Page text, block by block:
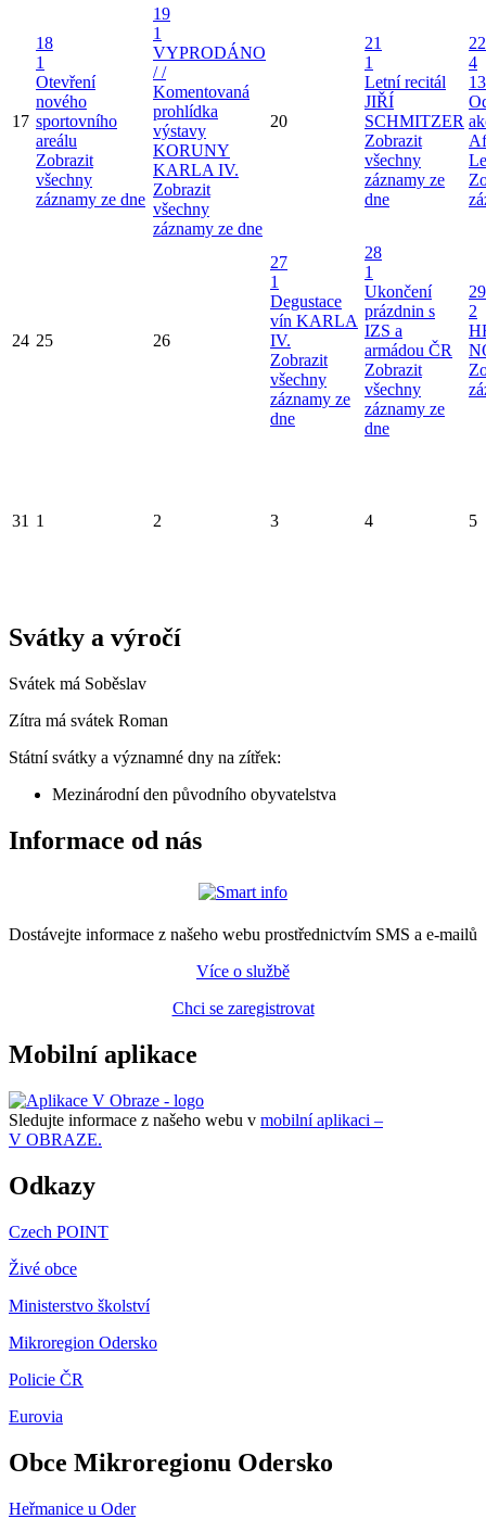
17
18
1
Otevření
nového
sportovního
areálu
Zobrazit
všechny
záznamy ze dne
19
1
VYPRODÁNO
/ /
Komentovaná
prohlídka
výstavy
KORUNY
KARLA IV.
Zobrazit
všechny
záznamy ze dne
20
21
1
Letní recitál
JIŘÍ
SCHMITZER
Zobrazit
všechny
záznamy ze
dne
22
4
24 25 26
27
1
Degustace
vín KARLA
IV.
Zobrazit
všechny
záznamy ze
dne
28
1
Ukončení
prázdnin s
IZS a
armádou ČR
Zobrazit
všechny
záznamy ze
dne
29
2
31 1 2 3 4 5
Svátky a výročí
Svátek má Soběslav
Zítra má svátek Roman
Státní svátky a významné dny na zítřek:
Mezinárodní den původního obyvatelstva
Informace od nás
Dostávejte informace z našeho webu prostřednictvím SMS a e-mailů
Více o službě
Chci se zaregistrovat
Mobilní aplikace
Sledujte informace z našeho webu v mobilní aplikaci –
V OBRAZE.
Odkazy
Czech POINT
Živé obce
Ministerstvo školství
Mikroregion Odersko
Policie ČR
Eurovia
Obce Mikroregionu Odersko
Heřmanice u Oder